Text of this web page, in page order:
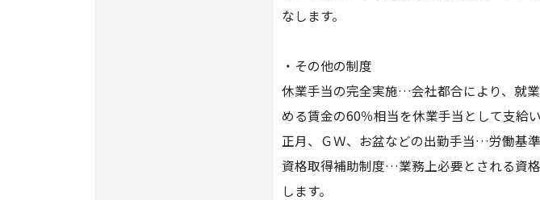
なします。
・その他の制度
休業手当の完全実施…会社都合により、就
める賃金の60％相当を休業手当として支給い
正月、ＧＷ、お盆などの出勤手当…労働基
資格取得補助制度…業務上必要とされる資
します。